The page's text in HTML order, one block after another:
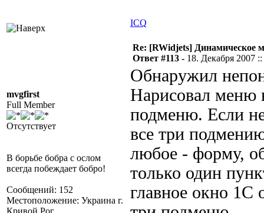
ICQ
mvgfirst
Full Member
Отсутствует
В борьбе бобра с ослом
всегда побеждает бобро!
Сообщений: 152
Местоположение: Украина г.
Кривой Рог
Re: [RWidjets] Динамическое
Ответ #113 - 18. Декабря 2007
Обнаружил
Нарисовал меню
подменю. Если
все три
любое - форму,
только один
главное окно 1С